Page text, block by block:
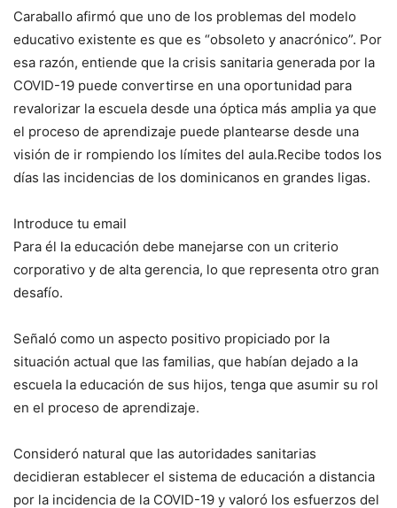
Caraballo afirmó que uno de los problemas del modelo
educativo existente es que es “obsoleto y anacrónico”. Por
esa razón, entiende que la crisis sanitaria generada por la
COVID-19 puede convertirse en una oportunidad para
revalorizar la escuela desde una óptica más amplia ya que
el proceso de aprendizaje puede plantearse desde una
visión de ir rompiendo los límites del aula.Recibe todos los
días las incidencias de los dominicanos en grandes ligas.
Introduce tu email
Para él la educación debe manejarse con un criterio
corporativo y de alta gerencia, lo que representa otro gran
desafío.
Señaló como un aspecto positivo propiciado por la
situación actual que las familias, que habían dejado a la
escuela la educación de sus hijos, tenga que asumir su rol
en el proceso de aprendizaje.
Consideró natural que las autoridades sanitarias
decidieran establecer el sistema de educación a distancia
por la incidencia de la COVID-19 y valoró los esfuerzos del